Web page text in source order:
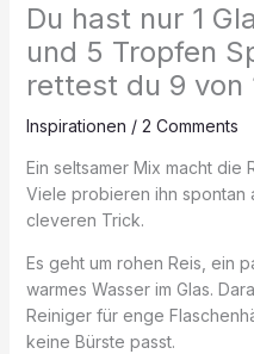
Du hast nur 1
und 5 Tropfen
rettest du 9 von
Inspirationen / 2 Comments
Ein seltsamer Mix macht die
Viele probieren ihn spontan
cleveren Trick.
Es geht um rohen Reis, ein
warmes Wasser im Glas.
Reiniger für enge
keine Bürste passt.